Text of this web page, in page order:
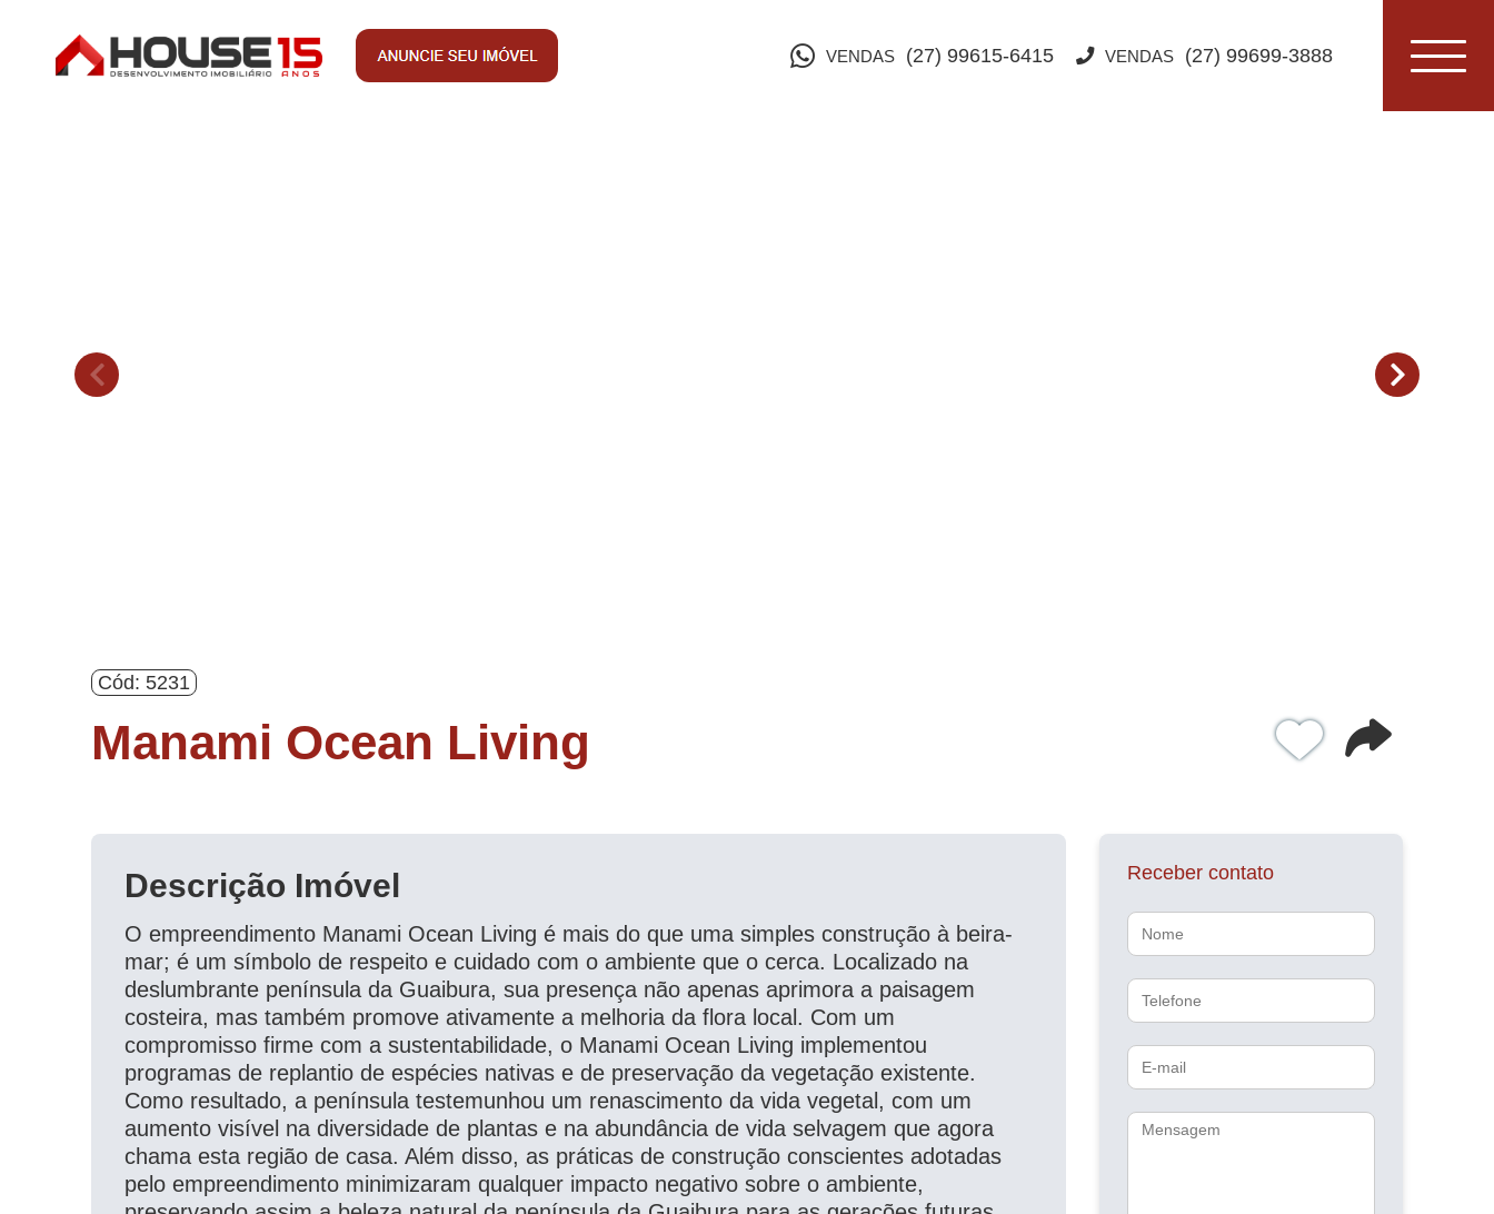
Toggle
VENDAS (27) 99615-6415 VENDAS (27) 99699-3888
Cód: 5231
Manami Ocean Living
Descrição Imóvel
O empreendimento Manami Ocean Living é mais do que uma simples construção à beira-
mar; é um símbolo de respeito e cuidado com o ambiente que o cerca. Localizado na
deslumbrante península da Guaibura, sua presença não apenas aprimora a paisagem
costeira, mas também promove ativamente a melhoria da flora local. Com um
compromisso firme com a sustentabilidade, o Manami Ocean Living implementou
programas de replantio de espécies nativas e de preservação da vegetação existente.
Como resultado, a península testemunhou um renascimento da vida vegetal, com um
aumento visível na diversidade de plantas e na abundância de vida selvagem que agora
chama esta região de casa. Além disso, as práticas de construção conscientes adotadas
pelo empreendimento minimizaram qualquer impacto negativo sobre o ambiente,
Receber contato
Nome
Telefone
E-
mail
Mensagem